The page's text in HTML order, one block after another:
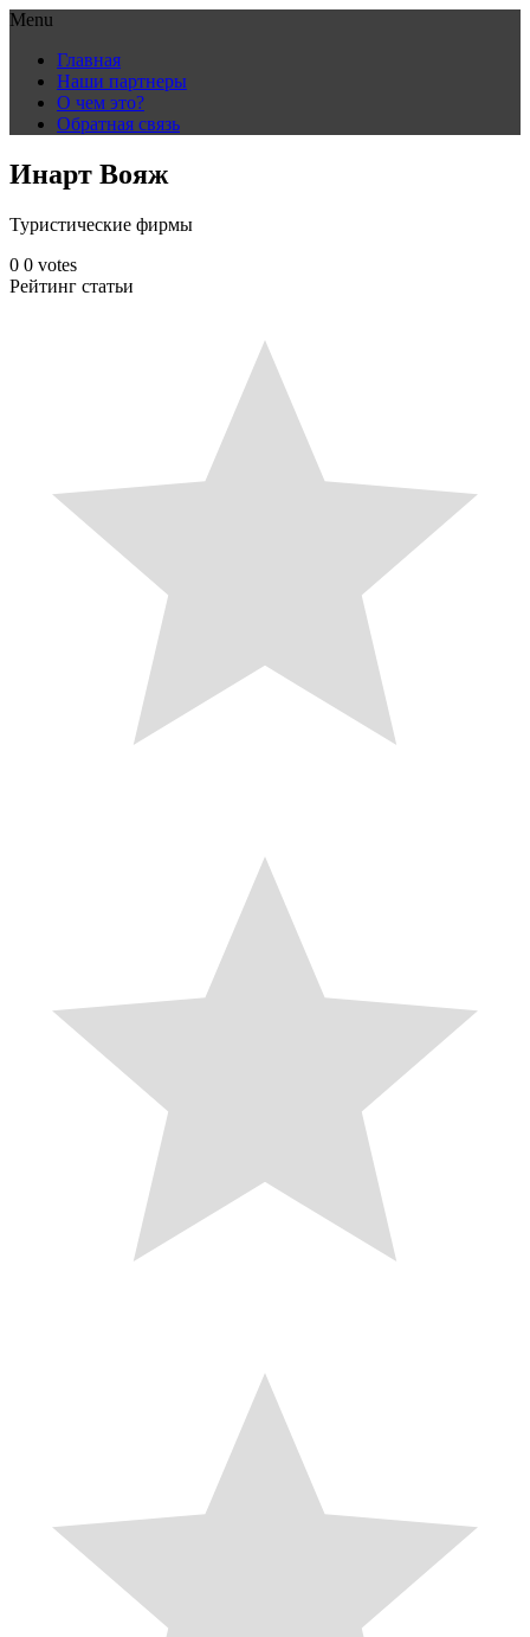
Menu
content
Главная
Наши партнеры
О чем это?
Обратная связь
Инарт Вояж
Туристические фирмы
0 0 votes
Рейтинг статьи